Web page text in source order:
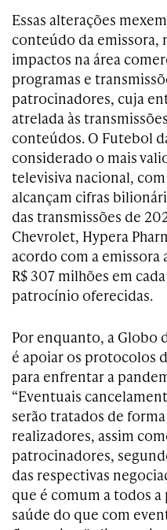
Essas alterações
conteúdo da emissora,
impactos na área
programas e
patrocinadores, cuja
atrelada às
conteúdos. O Futebol
considerado o mais
televisiva nacional,
alcançam cifras
das transmissões de
Chevrolet, Hypera
acordo com a emissora
R$ 307 milhões em
patrocínio oferecidas.
Por enquanto, a Globo
é apoiar os protocolos
para enfrentar a
“Eventuais
serão tratados de
realizadores, assim
patrocinadores,
das respectivas
que é comum a todos
saúde do que com